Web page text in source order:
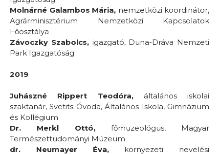
Molnárné Galambos Mária, nemzetközi koordinátor,
Agrárminisztérium Nemzetközi Kapcsolatok
Főosztálya
Závoczky Szabolcs, igazgató, Duna-Dráva Nemzeti
Park Igazgatóság
2019
Juhászné Rippert Teodóra, általános iskolai
szaktanár, Svetits Óvoda, Általános Iskola, Gimnázium
és Kollégium
Dr. Merkl Ottó, főmuzeológus, Magyar
Természettudományi Múzeum
dr. Neumayer Éva, környezeti nevelési